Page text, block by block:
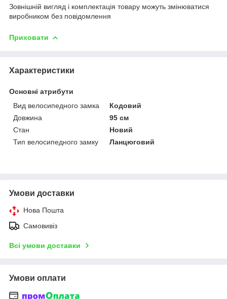
Зовнішній вигляд і комплектація товару можуть змінюватися
виробником без повідомлення
Приховати
Характеристики
Основні атрибути
Вид велосипедного замка
Кодовий
Довжина
95 см
Стан
Новий
Тип велосипедного замку
Ланцюговий
Умови доставки
Нова Пошта
Самовивіз
Всі умови доставки
Умови оплати